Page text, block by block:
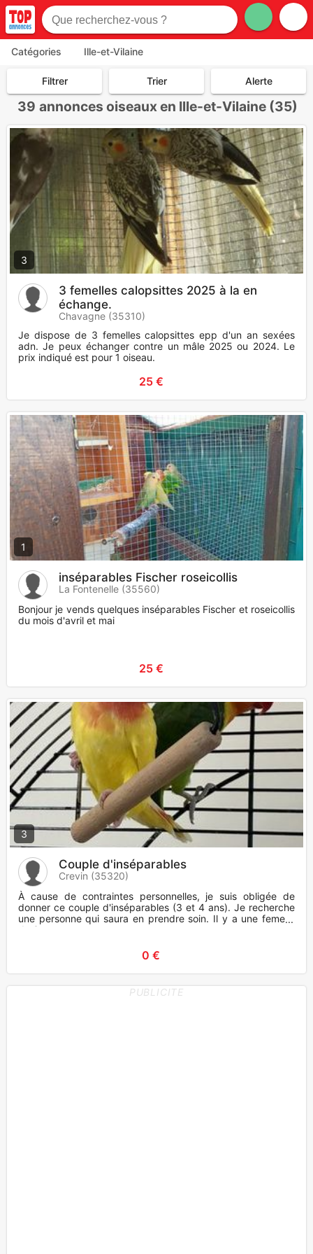
Catégories Ille-et-Vilaine
Filtrer Trier Alerte
39 annonces oiseaux en Ille-et-Vilaine (35)
3
3 femelles calopsittes 2025 à la en
échange.
Chavagne (35310)
Je dispose de 3 femelles calopsittes epp d'un an sexées
adn. Je peux échanger contre un mâle 2025 ou 2024. Le
prix indiqué est pour 1 oiseau.
25 €
1
inséparables Fischer roseicollis
La Fontenelle (35560)
Bonjour je vends quelques inséparables Fischer et roseicollis
du mois d'avril et mai
25 €
3
Couple d'inséparables
Crevin (35320)
À cause de contraintes personnelles, je suis obligée de
donner ce couple d'inséparables (3 et 4 ans). Je recherche
une personne qui saura en prendre soin. Il y a une femelle
de 3
0 €
PUBLICITE